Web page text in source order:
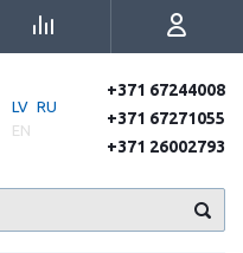
LV RU
EN
+371 67244008
+371 67271055
+371 26002793